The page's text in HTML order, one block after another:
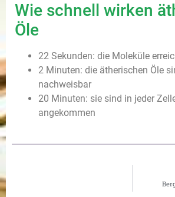
Wie schnell wirken
Öle
22 Sekunden: die Moleküle
2 Minuten: die ätherischen Öle
nachweisbar
20 Minuten: sie sind in jeder
angekommen